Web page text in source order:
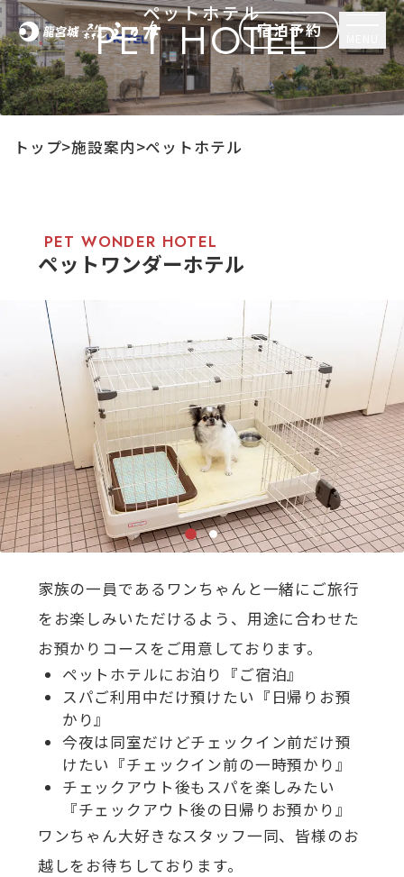
宿泊予約
ペットホテル
PET HOTEL
トップ 施設案内 ペットホテル
PET WONDER HOTEL
ペットワンダーホテル
家族の一員であるワンちゃんと一緒にご旅行
をお楽しみいただけるよう、用途に合わせた
お預かりコースをご用意しております。
ペットホテルにお泊り『ご宿泊』
スパご利用中だけ預けたい『日帰りお預
かり』
今夜は同室だけどチェックイン前だけ預
けたい『チェックイン前の一時預かり』
チェックアウト後もスパを楽しみたい
『チェックアウト後の日帰りお預かり』
ワンちゃん大好きなスタッフ一同、皆様のお
越しをお待ちしております。